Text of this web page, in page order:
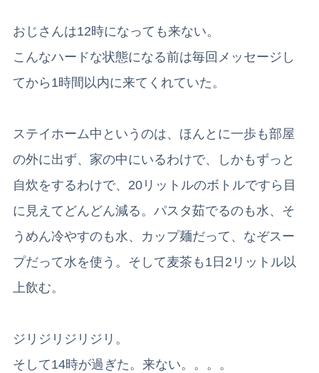
おじさんは12時になっても来ない。
こんなハードな状態になる前は毎回メッセージし
てから1時間以内に来てくれていた。
ステイホーム中というのは、ほんとに一歩も部屋
の外に出ず、家の中にいるわけで、しかもずっと
自炊をするわけで、20リットルのボトルですら目
に見えてどんどん減る。パスタ茹でるのも水、そ
うめん冷やすのも水、カップ麺だって、なぞスー
プだって水を使う。そして麦茶も1日2リットル以
上飲む。
ジリジリジリジリ。
そして14時が過ぎた。来ない。。。。